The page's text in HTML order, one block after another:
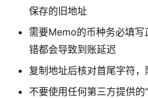
保存的旧地址
需要Memo的币种务必填
错都会导致到账延迟
复制地址后核对首尾字符
不要使用任何第三方提供